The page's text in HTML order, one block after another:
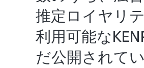
推定ロイヤリ
利用可能な
だ公開されて